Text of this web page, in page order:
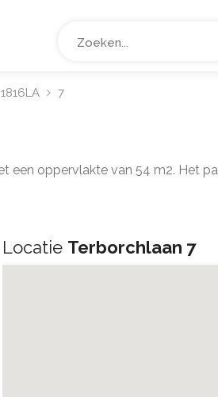
1816LA 7
een oppervlakte van 54 m2. Het
Locatie Terborchlaan 7